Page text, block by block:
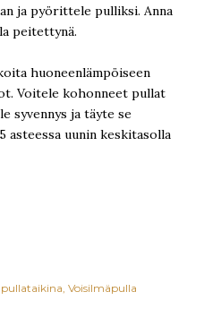
ja pyörittele pulliksi. Anna
peitettynä.
huoneenlämpöiseen
Voitele kohonneet pullat
syvennys ja täyte se
asteessa uunin keskitasolla
pullataikina Voisilmäpulla